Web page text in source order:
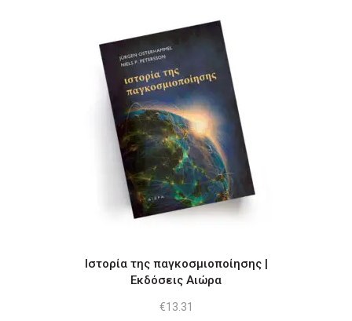
Ιστορία της παγκοσμιοποίησης |
Εκδόσεις Αιώρα
€13.31